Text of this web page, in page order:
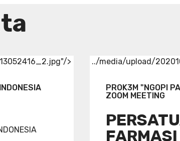
> ../media/upload/
PROK3M "NGOPI
ZOOM MEETING
FARMASI